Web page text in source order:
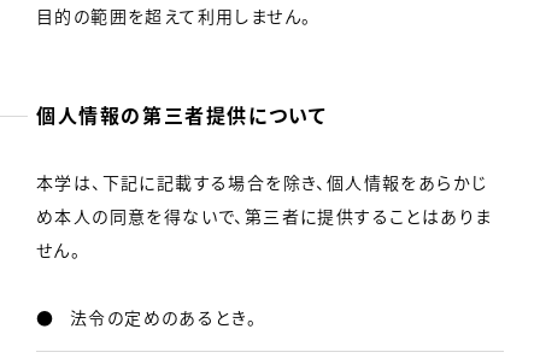
目的の範囲を超えて利用しません。
個人情報の第三者提供について
本学は、下記に記載する場合を除き、個人情報をあらかじ
め本人の同意を得ないで、第三者に提供することはありま
せん。
法令の定めのあるとき。